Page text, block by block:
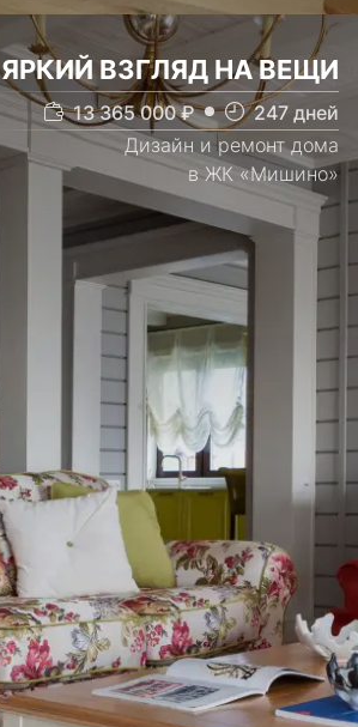
ЯРКИЙ ВЗГЛЯД НА ВЕЩИ
13 365 000 ₽ 247 дней
Дизайн и ремонт дома
в ЖК «Мишино»